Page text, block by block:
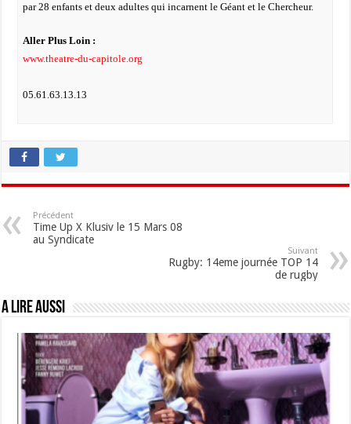
par 28 enfants et deux adultes qui incarnent le Géant et le Chercheur.
Aller Plus Loin :
www.theatre-du-capitole.org
05.61.63.13.13
Précédent
Time Up X Klusiv le 15 Mars 08
au Syndicate
Suivant
Rugby: 14eme journée TOP 14
de rugby
A lire aussi